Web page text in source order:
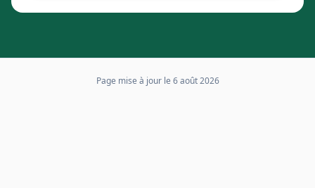
Page mise à jour le 6 août 2026